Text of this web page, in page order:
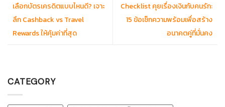
เลือกบัตรเครดิตแบบไหนดี? เจาะ
ลึก Cashback vs Travel
Rewards ให้คุ้มค่าที่สุด
Checklist คุยเรื่องเงินกับคนรัก:
15 ข้อเช็กความพร้อมเพื่อสร้าง
อนาคตคู่ที่มั่นคง
CATEGORY